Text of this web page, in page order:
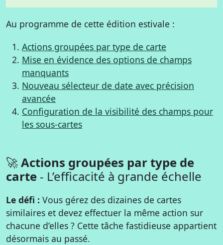
Au programme de cette édition estivale :
Actions groupées par type de carte
Mise en évidence des options de champs
manquants
Nouveau sélecteur de date avec précision
avancée
Configuration de la visibilité des champs pour
les sous-cartes
🚀Actions groupées par type de
carte - L’efficacité à grande échelle
Le défi : Vous gérez des dizaines de cartes
similaires et devez effectuer la même action sur
chacune d’elles ? Cette tâche fastidieuse appartient
désormais au passé.